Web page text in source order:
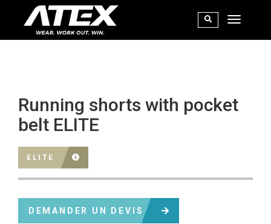
Running shorts with pocket
belt ELITE
ELITE
DEMANDER UN DEVIS